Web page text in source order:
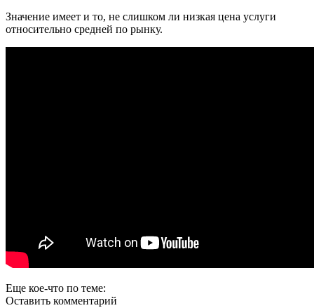
Значение имеет и то, не слишком ли низкая цена услуги
относительно средней по рынку.
Еще кое-что по теме:
Оставить комментарий